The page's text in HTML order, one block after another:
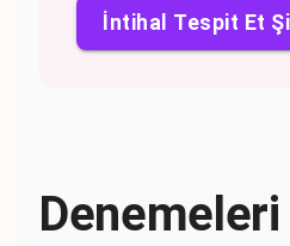
İntihal Tespit Et
Denemeleri